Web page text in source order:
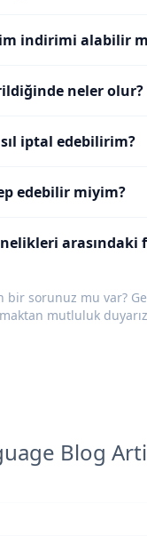
indirimi alabilir
neler olur?
iptal edebilirim?
edebilir miyim?
arasındaki
bir sorunuz mu var?
mutluluk
Blog